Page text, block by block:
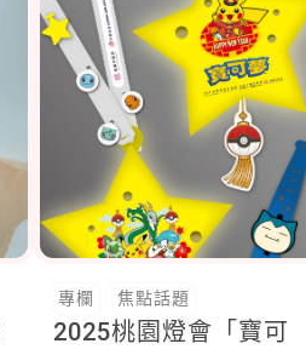
專欄 焦點話題
2025桃園燈會「寶可